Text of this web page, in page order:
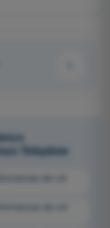
Télépilote
de vol